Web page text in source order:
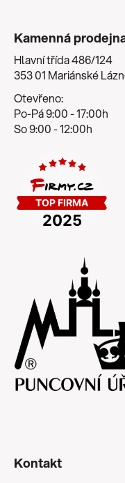
Kamenná
Hlavní třída 486/124
353 01 Mariánské
Otevřeno:
Po-Pá 9:00 - 17:00h
So 9:00 - 12:00h
Kontakt